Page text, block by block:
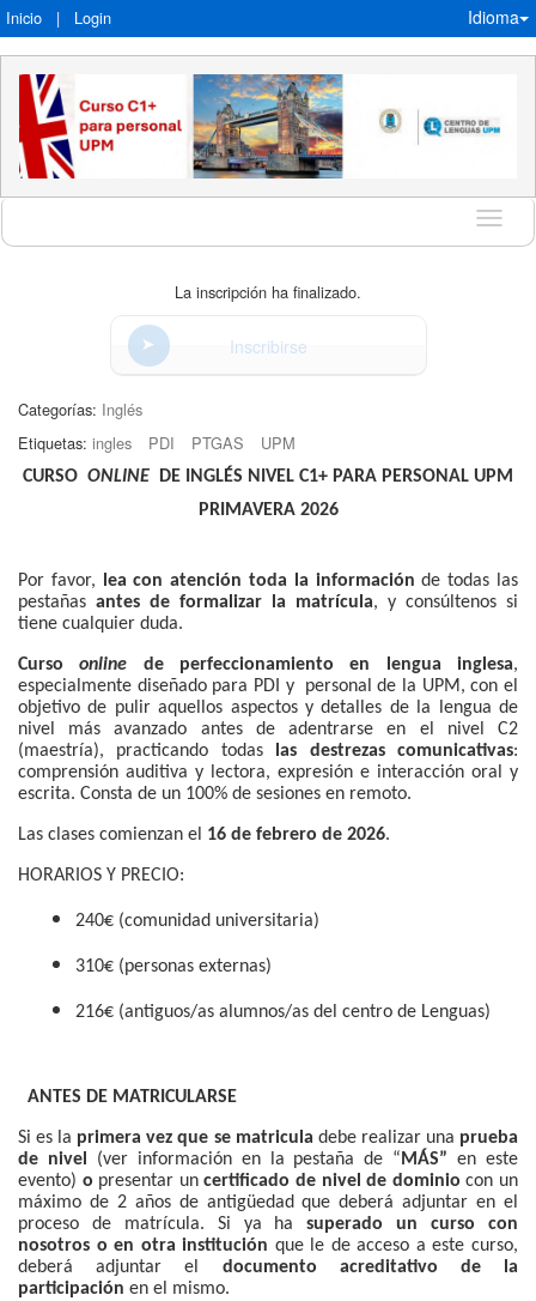
Inicio | Login Idioma
Idioma
La inscripción ha finalizado.
Inscribirse
Categorías: Inglés
Etiquetas: ingles PDI PTGAS UPM
CURSO ONLINE DE INGLÉS NIVEL C1+ PARA PERSONAL UPM
PRIMAVERA 2026
Por favor, lea con atención toda la información de todas las
pestañas antes de formalizar la matrícula, y consúltenos si
tiene cualquier duda.
Cursoonline de perfeccionamiento en lengua inglesa,
especialmente diseñado para PDI y personal de la UPM, con el
objetivo de pulir aquellos aspectos y detalles de la lengua de
nivel más avanzado antes de adentrarse en el nivel C2
(maestría), practicando todas las destrezas comunicativas:
comprensión auditiva y lectora, expresión e interacción oral y
escrita. Consta de un 100% de sesiones en remoto.
Las clases comienzan el 16 de febrero de 2026.
HORARIOS Y PRECIO:
240€ (comunidad universitaria)
310€ (personas externas)
216€ (antiguos/as alumnos/as del centro de Lenguas)
ANTES DE MATRICULARSE
Si es la primera vez que se matricula debe realizar una prueba
de nivel (ver información en la pestaña de “MÁS”en este
evento) o presentar uncertificado de nivel de dominio con un
máximo de 2 años de antigüedad que deberá adjuntar en el
proceso de matrícula. Si ya hasuperado un curso con
nosotros o en otra institución que le de acceso a este curso,
deberá adjuntar el documento acreditativo de la
participación en el mismo.